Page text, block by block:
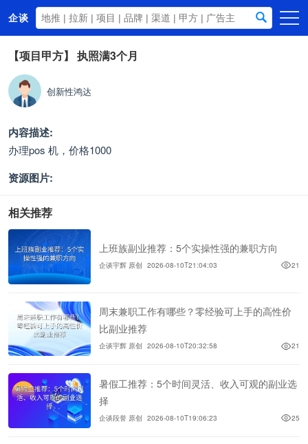
企谈
首页
商务资源
资讯动态
关于我们
【项目甲方】 执照满3个月
创新性鸿达
内容描述:
办理pos 机，价格1000
资源图片:
相关推荐
上班族副业推荐：5个实操性强的兼职方向
企谈宇辉 原创 2026-08-10T21:04:03 21
周末兼职工作有哪些？零经验可上手的高性价
比副业推荐
企谈宇辉 原创 2026-08-10T20:32:58 21
暑假工推荐：5个时间灵活、收入可观的副业选
择
企谈段誉 原创 2026-08-10T19:06:23 25